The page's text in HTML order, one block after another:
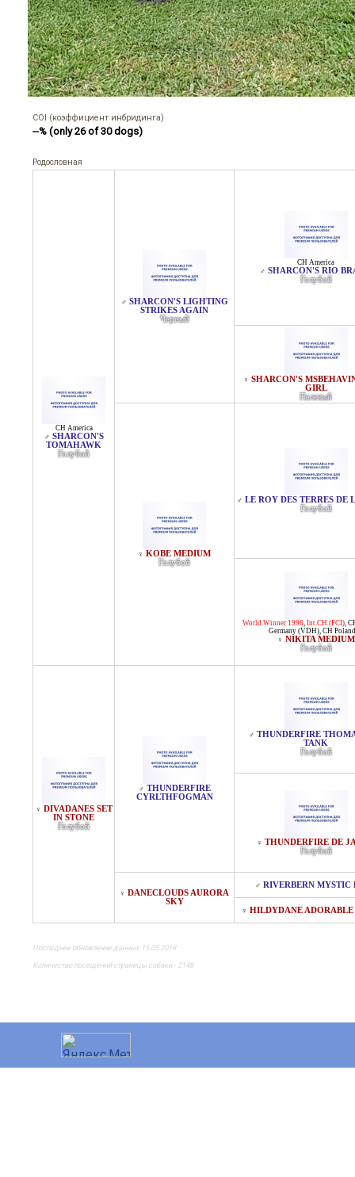
COI (коэффициент инбридинга)
--% (only 26 of 30 dogs)
Родословная
CH America
♂ SHARCON'S
TOMAHAWK
Голубой
♂ SHARCON'S LIGHTING
STRIKES AGAIN
Черный
CH America
♂ SHARCON'S RIO
Голубой
♀ SHARCON'S
GIRL
Палевый
♀ KOBE MEDIUM
Голубой
♂ LE ROY DES TERRES DE
Голубой
World Winner 1996, Int.CH (FCI),
Germany (VDH), CH Poland
♀ NIKITA MEDIUM
Голубой
♀ DIVADANES SET
IN STONE
Голубой
♂ THUNDERFIRE
CYRLTHFOGMAN
♂ THUNDERFIRE
TANK
Голубой
♀ THUNDERFIRE DE
Голубой
♀ DANECLOUDS AURORA
SKY
♂ RIVERBERN MYSTIC
♀ HILDYDANE
Последнее обновление данных 15.05.2018
Количество посещений страницы собаки - 2148